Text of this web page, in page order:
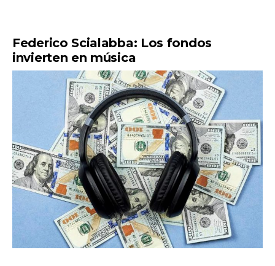
Federico Scialabba: Los fondos
invierten en música